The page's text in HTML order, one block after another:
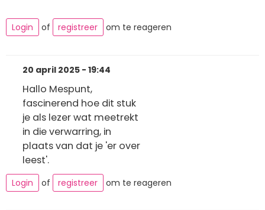
Login of registreer om te reageren
20 april 2025 - 19:44
Hallo Mespunt,
fascinerend hoe dit stuk
je als lezer wat meetrekt
in die verwarring, in
plaats van dat je 'er over
leest'.
Login of registreer om te reageren